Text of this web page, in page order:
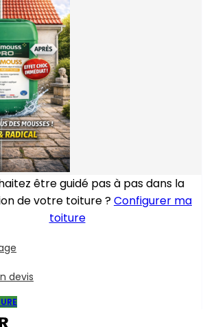
être guidé pas à pas dans la
de votre toiture ?Configurer ma
toiture
devis